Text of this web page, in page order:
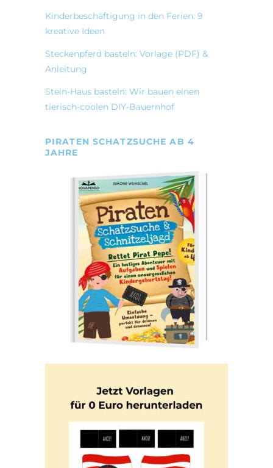
Kinderbeschäftigung in den Ferien: 9
kreative Ideen
Steckenpferd basteln: Vorlage (PDF) &
Anleitung
Stein-Haus basteln: Wir bauen einen
tierisch-coolen DIY-Bauernhof
PIRATEN SCHATZSUCHE AB 4
JAHRE